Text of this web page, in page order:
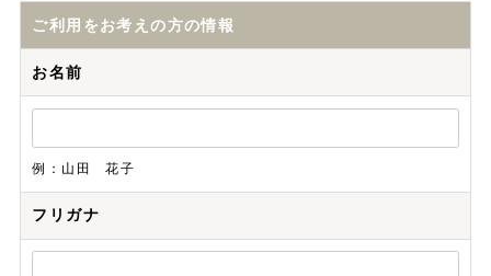
ご利用をお考えの方の情報
お名前
例：山田 花子
フリガナ